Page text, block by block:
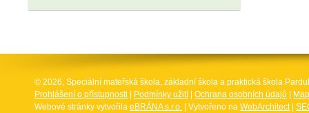
© 2026, Speciální mateřská škola, základní škola a praktická škola
Prohlášení o přístupnosti
Podmínky užití Ochrana osobních údajů
Webové stránky vytvořila eBRÁNA s.r.o. | Vytvořeno na WebArchitect|